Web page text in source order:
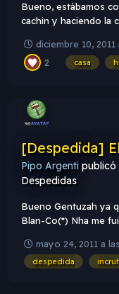
Bueno, estábamos
cachin y haciendo la
Aca un par de
hizo santi jajaja PD:
diciembre 10, 2011
2
casa
[Despedida]
Pipo Argenti publicó
Despedidas
Bueno Gentuzah ya
Blan-Co(*) Nha me
Ya se que te dije que
sera despues.
mayo 24, 2011 a
despedida